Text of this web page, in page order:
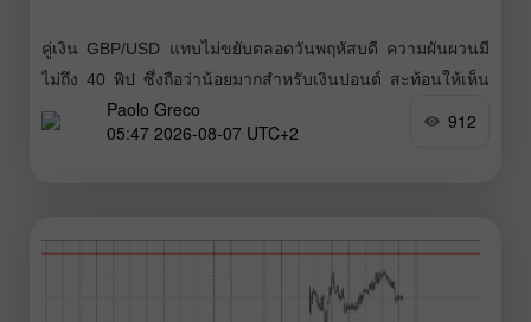
คู่เงิน GBP/USD แทบไม่ขยับตลอดวันพฤหัสบดี ความผันผวนมี
ไม่ถึง 40 พิป ซึ่งถือว่าน้อยมากสำหรับเงินปอนด์ สะท้อนให้เห็น
ว่าตลาดแทบไม่มีการเคลื่อนไหวเลย ดังนั้นจึงแทบไม่มีอะไรจาก
วันก่อนหน้าให้หยิบมาวิเคราะห์เพิ่มเติม ไม่มีการเผยแพร่ข้อมูล
ซึ่งในตอนนี้มีเพียงตลาดน้ำมันเท่านั้นที่ตอบสนองต่อข้อมูลดัง
Paolo Greco
05:47 2026-08-07 UTC+2
912